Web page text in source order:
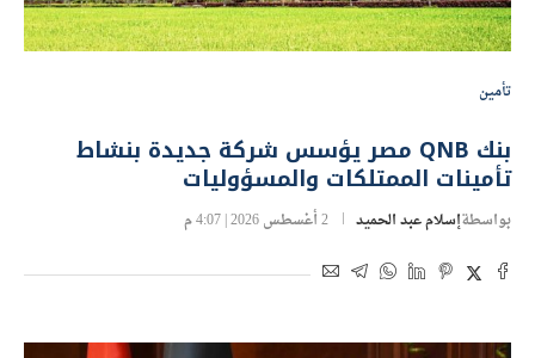
تأمين
بنك QNB مصر يؤسس شركة جديدة بنشاط
تأمينات الممتلكات والمسؤوليات
بواسطةإسلام عبد الحميد 2 أغسطس 2026 | 4:07 م